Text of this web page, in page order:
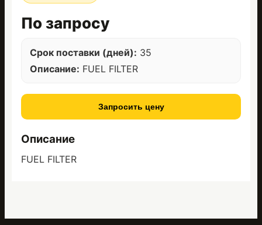
По запросу
Срок поставки (дней): 35
Описание: FUEL FILTER
Запросить цену
Описание
FUEL FILTER